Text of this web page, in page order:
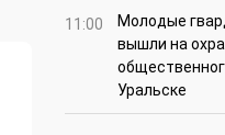
11:00
Молодые
вышли на
Уральске